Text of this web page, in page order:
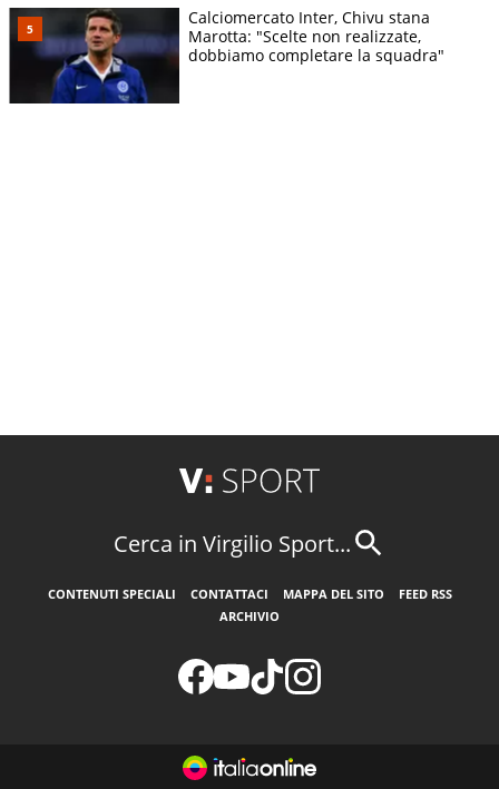
Calciomercato Inter, Chivu stana
Marotta: "Scelte non realizzate,
dobbiamo completare la squadra"
Cerca in Virgilio Sport...
CONTENUTI SPECIALI CONTATTACI MAPPA DEL SITO
FEED RSS
ARCHIVIO